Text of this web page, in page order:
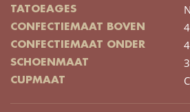
TATOEAGES
CONFECTIEMAAT BOVEN
CONFECTIEMAAT ONDER
SCHOENMAAT
CUPMAAT C